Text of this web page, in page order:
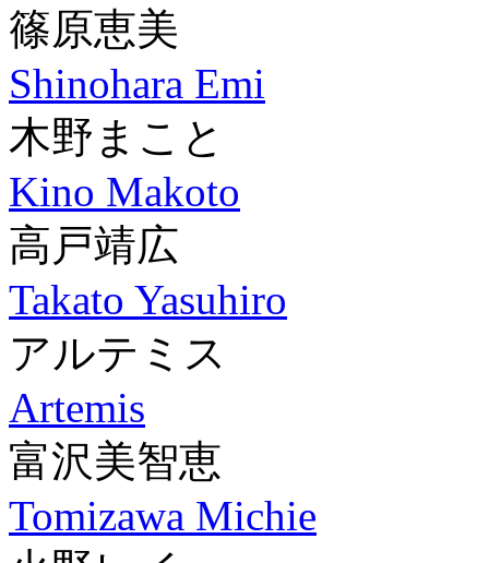
篠原恵美
Shinohara Emi
木野まこと
Kino Makoto
高戸靖広
Takato Yasuhiro
アルテミス
Artemis
富沢美智恵
Tomizawa Michie